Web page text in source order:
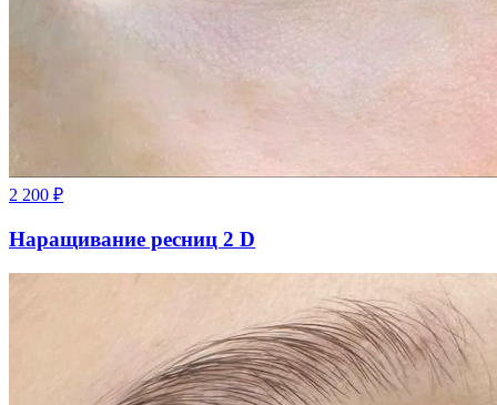
2 200 ₽
Наращивание ресниц 2 D